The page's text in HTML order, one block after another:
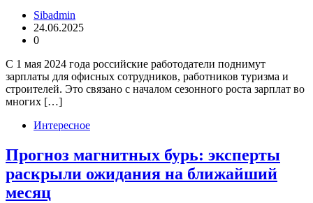
Sibadmin
24.06.2025
0
С 1 мая 2024 года российские работодатели поднимут
зарплаты для офисных сотрудников, работников туризма и
строителей. Это связано с началом сезонного роста зарплат во
многих […]
Интересное
Прогноз магнитных бурь: эксперты
раскрыли ожидания на ближайший
месяц